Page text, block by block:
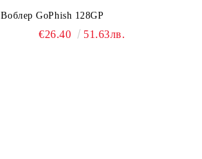
Воблер GoPhish 128GP
€26.40 51.63лв.